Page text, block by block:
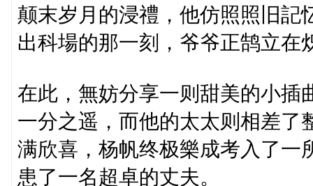
颠末岁月的浸禮，他仿照照旧記
出科場的那一刻，爷爷正鹄立在
在此，無妨分享一则甜美的小插
一分之遥，而他的太太则相差了
满欣喜，杨帆终极樂成考入了一
患了一名超卓的丈夫。